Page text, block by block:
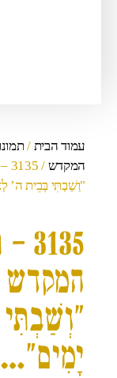
עמוד הבית /
המקדש
/
"וְשַׁבְתִּי בְּבֵית ה’
המקדש